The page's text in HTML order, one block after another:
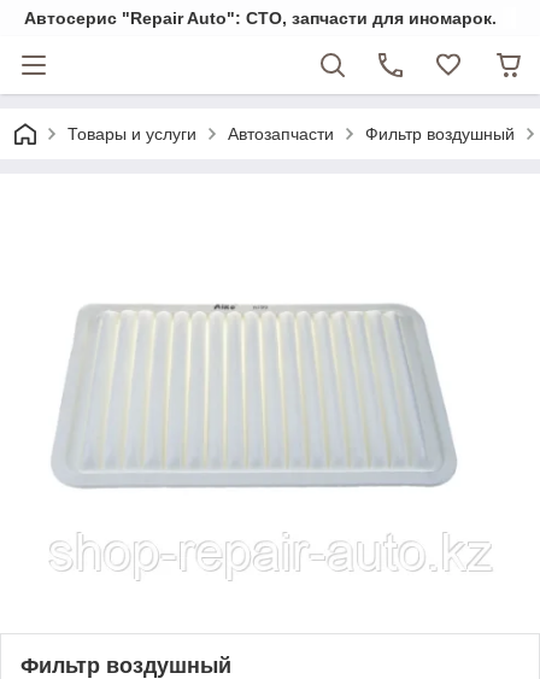
Автосерис "Repair Auto": СТО, запчасти для иномарок.
Товары и услуги Автозапчасти Фильтр воздушный
Фильтр воздушный